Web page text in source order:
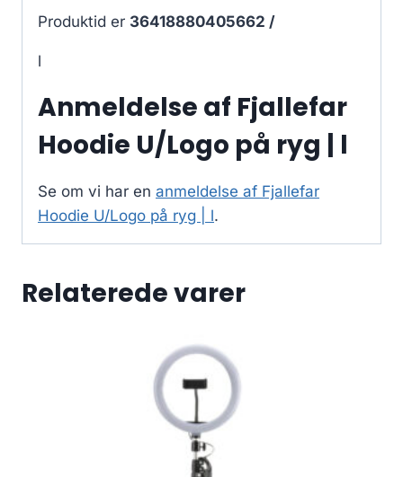
Produktid er 36418880405662 /
l
Anmeldelse af Fjallefar
Hoodie U/Logo på ryg | l
Se om vi har en anmeldelse af Fjallefar
Hoodie U/Logo på ryg | l.
Relaterede varer